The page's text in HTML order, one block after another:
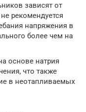
зависят от
рекомендуется
напряжения в
более чем на
основе натрия
что также
в неотапливаемых